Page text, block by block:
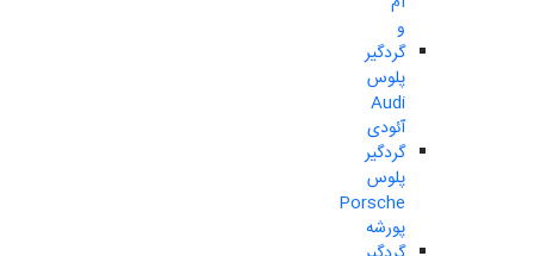
و
گردگیر
پلوس
Audi
آئودی
گردگیر
پلوس
Porsche
پورشه